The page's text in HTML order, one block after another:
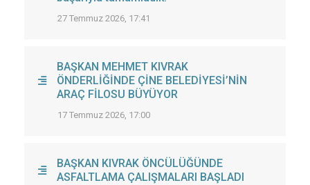
27 Temmuz 2026, 17:41
BAŞKAN MEHMET KIVRAK
ÖNDERLİĞİNDE ÇİNE BELEDİYESİ’NİN
ARAÇ FİLOSU BÜYÜYOR
17 Temmuz 2026, 17:00
BAŞKAN KIVRAK ÖNCÜLÜĞÜNDE
ASFALTLAMA ÇALIŞMALARI BAŞLADI